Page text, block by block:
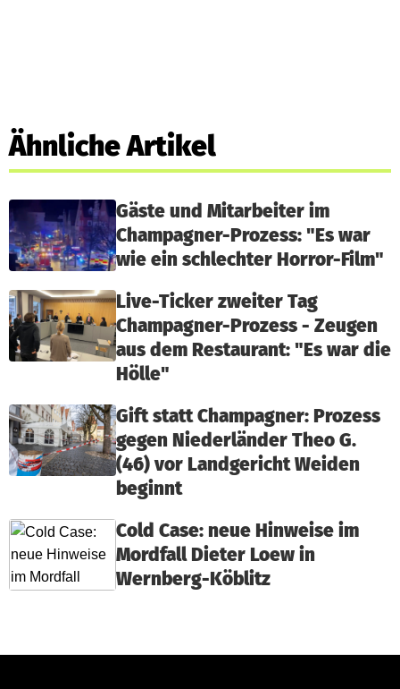
Ähnliche Artikel
Gäste und Mitarbeiter im
Champagner-Prozess: "Es war
wie ein schlechter Horror-Film"
Live-Ticker zweiter Tag
Champagner-Prozess - Zeugen
aus dem Restaurant: "Es war die
Hölle"
Gift statt Champagner: Prozess
gegen Niederländer Theo G.
(46) vor Landgericht Weiden
beginnt
Cold Case: neue Hinweise im
Mordfall Dieter Loew in
Wernberg-Köblitz